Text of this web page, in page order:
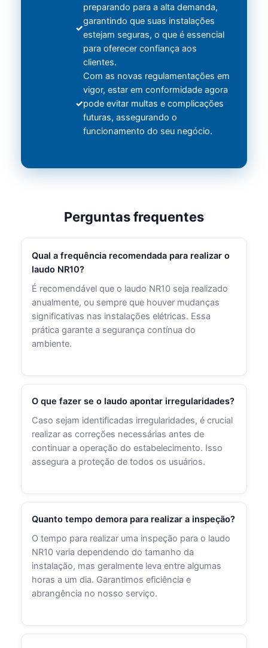
preparando para a alta demanda,
garantindo que suas instalações
estejam seguras, o que é essencial
para oferecer confiança aos
clientes.
Com as novas regulamentações em
vigor, estar em conformidade agora
pode evitar multas e complicações
futuras, assegurando o
funcionamento do seu negócio.
Perguntas frequentes
Qual a frequência recomendada para realizar o
laudo NR10?
É recomendável que o laudo NR10 seja realizado
anualmente, ou sempre que houver mudanças
significativas nas instalações elétricas. Essa
prática garante a segurança contínua do
ambiente.
O que fazer se o laudo apontar irregularidades?
Caso sejam identificadas irregularidades, é crucial
realizar as correções necessárias antes de
continuar a operação do estabelecimento. Isso
assegura a proteção de todos os usuários.
Quanto tempo demora para realizar a inspeção?
O tempo para realizar uma inspeção para o laudo
NR10 varia dependendo do tamanho da
instalação, mas geralmente leva entre algumas
horas a um dia. Garantimos eficiência e
abrangência no nosso serviço.